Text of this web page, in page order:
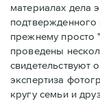
материалах дела
прежнему просто
проведены
свидетельствуют
экспертиза
кругу семьи и